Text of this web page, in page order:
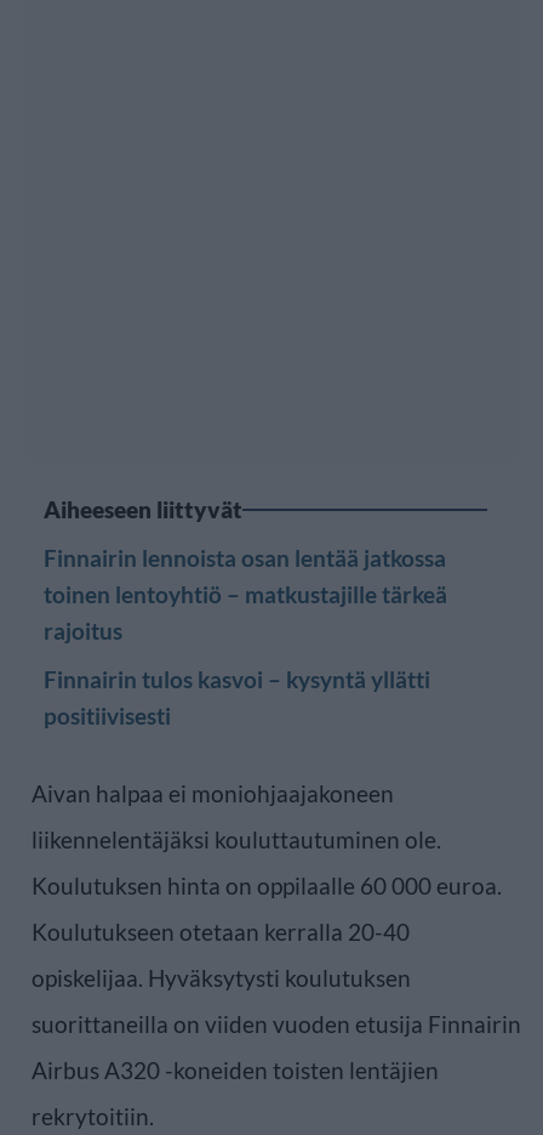
Aiheeseen liittyvät
Finnairin lennoista osan lentää jatkossa
toinen lentoyhtiö – matkustajille tärkeä
rajoitus
Finnairin tulos kasvoi – kysyntä yllätti
positiivisesti
Aivan halpaa ei moniohjaajakoneen
liikennelentäjäksi kouluttautuminen ole.
Koulutuksen hinta on oppilaalle 60 000 euroa.
Koulutukseen otetaan kerralla 20-40
opiskelijaa. Hyväksytysti koulutuksen
suorittaneilla on viiden vuoden etusija Finnairin
Airbus A320 -koneiden toisten lentäjien
rekrytoitiin.